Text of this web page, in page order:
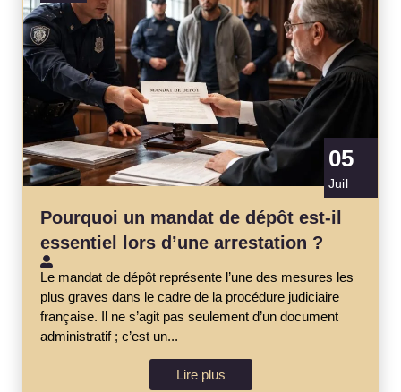
05
Juil
Pourquoi un mandat de dépôt est-il
essentiel lors d’une arrestation ?
Le mandat de dépôt représente l’une des mesures les
plus graves dans le cadre de la procédure judiciaire
française. Il ne s’agit pas seulement d’un document
administratif ; c’est un...
Lire plus